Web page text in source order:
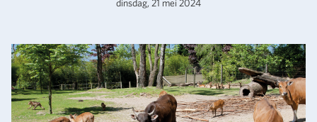
dinsdag, 21 mei 2024